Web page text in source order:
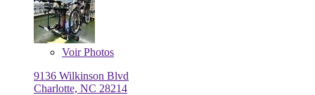
VoirPhotos
9136 Wilkinson Blvd
Charlotte, NC 28214